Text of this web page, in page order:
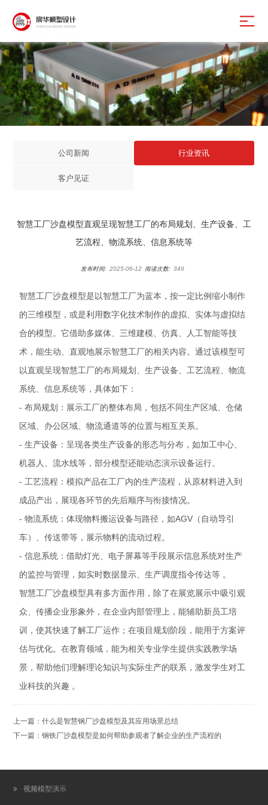
公司新闻 行业资讯
客户见证
智慧工厂沙盘模型直观呈现智慧工厂的布局规划、生产设备、工
艺流程、物流系统、信息系统等
发布时间: 2025-06-12 阅读次数: 349
智慧工厂沙盘模型是以智慧工厂为蓝本，按一定比例缩小制作
的三维模型，或是利用数字化技术制作的虚拟、实体与虚拟结
合的模型。它借助多媒体、三维建模、仿真、人工智能等技
术，能生动、直观地展示智慧工厂的相关内容。通过该模型可
以直观呈现智慧工厂的布局规划、生产设备、工艺流程、物流
系统、信息系统等，具体如下：
- 布局规划：展示工厂的整体布局，包括不同生产区域、仓储
区域、办公区域、物流通道等的位置与相互关系。
- 生产设备：呈现各类生产设备的形态与分布，如加工中心、
机器人、流水线等，部分模型还能动态演示设备运行。
- 工艺流程：模拟产品在工厂内的生产流程，从原材料进入到
成品产出，展现各环节的先后顺序与衔接情况。
- 物流系统：体现物料搬运设备与路径，如AGV（自动导引
车）、传送带等，展示物料的流动过程。
- 信息系统：借助灯光、电子屏幕等手段展示信息系统对生产
的监控与管理，如实时数据显示、生产调度指令传达等 。
智慧工厂沙盘模型具有多方面作用，除了在展览展示中吸引观
众、传播企业形象外，在企业内部管理上，能辅助新员工培
训，使其快速了解工厂运作；在项目规划阶段，能用于方案评
估与优化。在教育领域，能为相关专业学生提供实践教学场
景，帮助他们理解理论知识与实际生产的联系，激发学生对工
业科技的兴趣 。
上一篇：什么是智慧钢厂沙盘模型及其应用场景总结
下一篇：钢铁厂沙盘模型是如何帮助参观者了解企业的生产流程的
视频模型演示